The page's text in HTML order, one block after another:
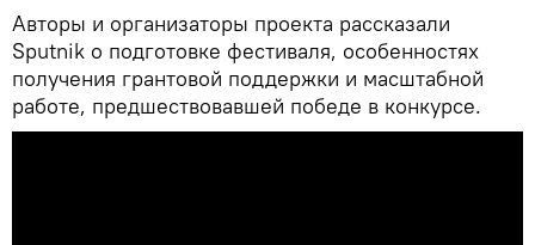
Авторы и организаторы проекта рассказали
Sputnik о подготовке фестиваля, особенностях
получения грантовой поддержки и масштабной
работе, предшествовавшей победе в конкурсе.